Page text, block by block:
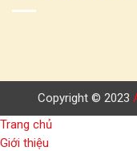
Copyright © 2023
Trang chủ
Giới thiệu